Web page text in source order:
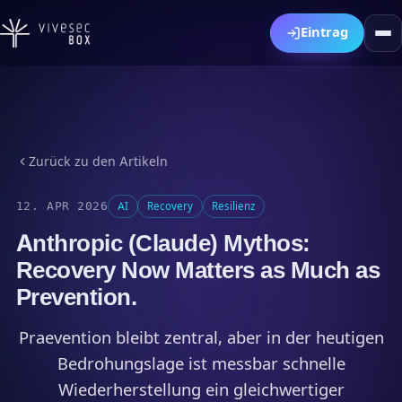
EN
Eintrag
Zurück zu den Artikeln
12. APR 2026 AI Recovery Resilienz
Anthropic (Claude) Mythos:
Recovery Now Matters as Much as
Prevention.
Praevention bleibt zentral, aber in der heutigen
Bedrohungslage ist messbar schnelle
Wiederherstellung ein gleichwertiger